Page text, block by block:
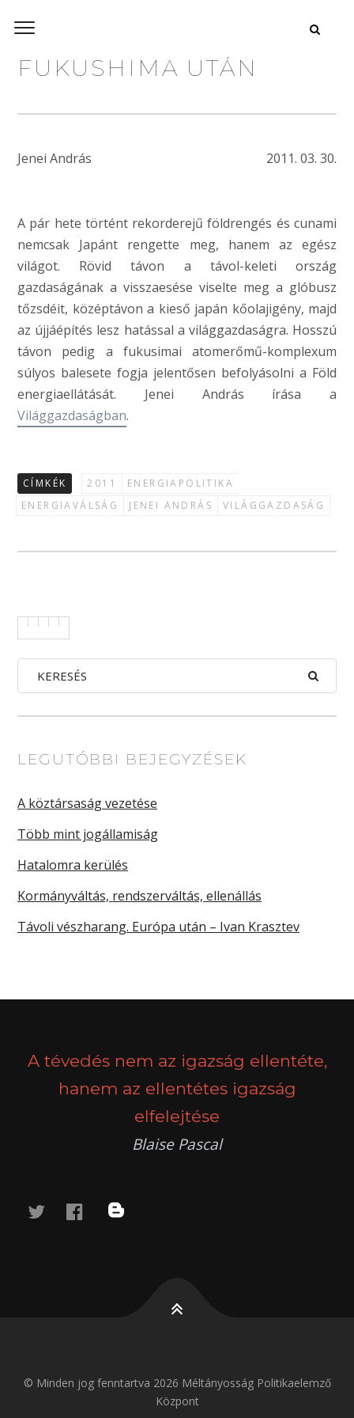
FUKUSHIMA UTÁN
Jenei András 2011. 03. 30.
A pár hete történt rekorderejű földrengés és cunami
nemcsak Japánt rengette meg, hanem az egész
világot. Rövid távon a távol-keleti ország
gazdaságának a visszaesése viselte meg a glóbusz
tőzsdéit, középtávon a kieső japán kőolajigény, majd
az újjáépítés lesz hatással a világgazdaságra. Hosszú
távon pedig a fukusimai atomerőmű-komplexum
súlyos balesete fogja jelentősen befolyásolni a Föld
energiaellátását. Jenei András írása a
Világgazdaságban.
CÍMKÉK 2011
ENERGIAPOLITIKA
ENERGIAVÁLSÁG
JENEI ANDRÁS VILÁGGAZDASÁG
LEGUTÓBBI BEJEGYZÉSEK
A köztársaság vezetése
Több mint jogállamiság
Hatalomra kerülés
Kormányváltás, rendszerváltás, ellenállás
Távoli vészharang. Európa után – Ivan Krasztev
A tévedés nem az igazság ellentéte,
hanem az ellentétes igazság
elfelejtése
Blaise Pascal
twitterfacebook
blog
© Minden jog fenntartva 2026 Méltányosság Politikaelemző
Központ